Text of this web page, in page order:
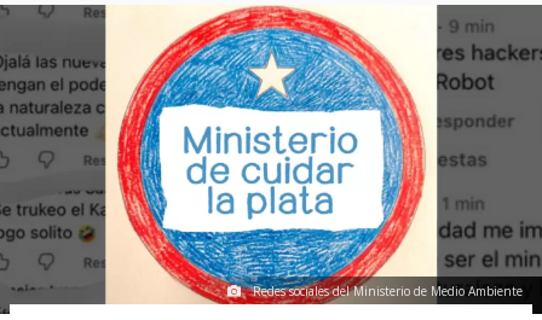
Redes sociales del Ministerio de Medio Ambiente